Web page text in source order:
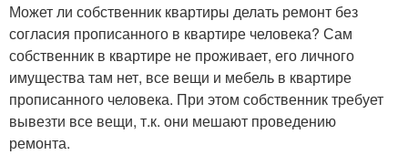
Может ли собственник квартиры делать ремонт без
согласия прописанного в квартире человека? Сам
собственник в квартире не проживает, его личного
имущества там нет, все вещи и мебель в квартире
прописанного человека. При этом собственник требует
вывезти все вещи, т.к. они мешают проведению
ремонта.